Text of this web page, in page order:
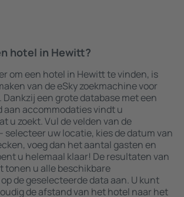
hotel in Hewitt?
om een hotel in Hewitt te vinden, is
van de eSky zoekmachine voor
een grote database met een
accommodaties vindt u
u zoekt. Vul de velden van de
selecteer uw locatie, kies de datum van
voeg dan het aantal gasten en
u helemaal klaar! De resultaten van
tonen u alle beschikbare
de geselecteerde data aan. U kunt
de afstand van het hotel naar het